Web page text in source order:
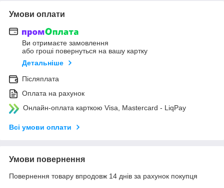
Умови оплати
Ви отримаєте замовлення
або гроші повернуться на вашу картку
Детальніше
Післяплата
Оплата на рахунок
Онлайн-оплата карткою Visa, Mastercard - LiqPay
Всі умови оплати
Умови повернення
Повернення товару впродовж 14 днів за рахунок покупця